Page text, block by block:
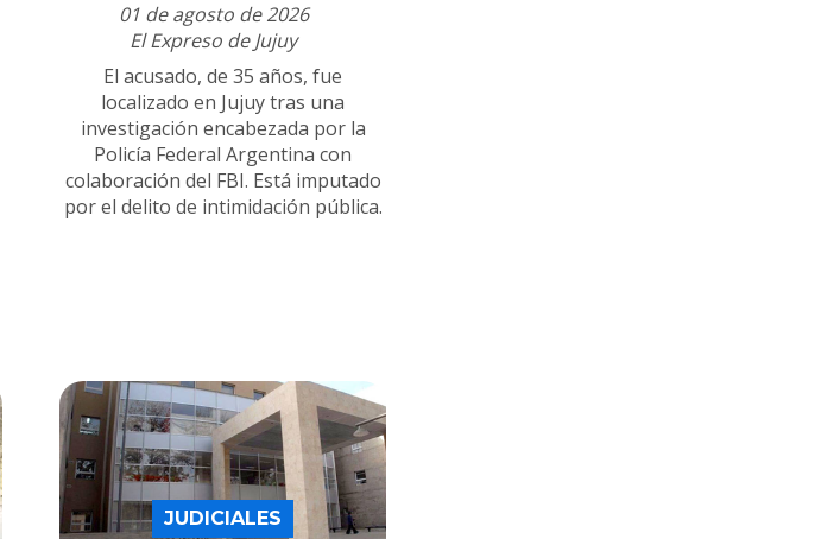
El Expreso de Jujuy
01 de agosto de 2026
El acusado, de 35 años, fue
localizado en Jujuy tras una
investigación encabezada por la
Policía Federal Argentina con
colaboración del FBI. Está imputado
por el delito de intimidación pública.
JUDICIALES